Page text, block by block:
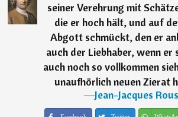
seiner Verehrung mit
die er hoch hält, und auf
Abgott schmückt, den er
auch der Liebhaber, wenn er
auch noch so vollkommen
unaufhörlich neuen Zierat
―Jean-Jacques